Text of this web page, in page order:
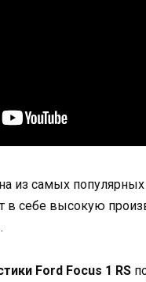
из самых
в себе высокую
Ford Focus 1 RS